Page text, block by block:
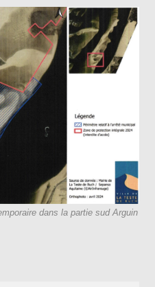
dans la partie sud Arguin